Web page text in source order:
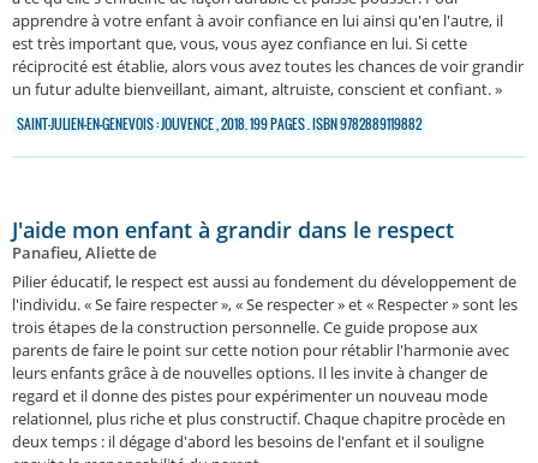
apprendre à votre enfant à avoir confiance en lui ainsi qu'en l'autre, il
est très important que, vous, vous ayez confiance en lui. Si cette
réciprocité est établie, alors vous avez toutes les chances de voir grandir
un futur adulte bienveillant, aimant, altruiste, conscient et confiant. »
SAINT-JULIEN-EN-GENEVOIS : JOUVENCE , 2018. 199 PAGES . ISBN 9782889119882
J'aide mon enfant à grandir dans le respect
Panafieu, Aliette de
Pilier éducatif, le respect est aussi au fondement du développement de
l'individu. « Se faire respecter », « Se respecter » et « Respecter » sont les
trois étapes de la construction personnelle. Ce guide propose aux
parents de faire le point sur cette notion pour rétablir l'harmonie avec
leurs enfants grâce à de nouvelles options. Il les invite à changer de
regard et il donne des pistes pour expérimenter un nouveau mode
relationnel, plus riche et plus constructif. Chaque chapitre procède en
deux temps : il dégage d'abord les besoins de l'enfant et il souligne